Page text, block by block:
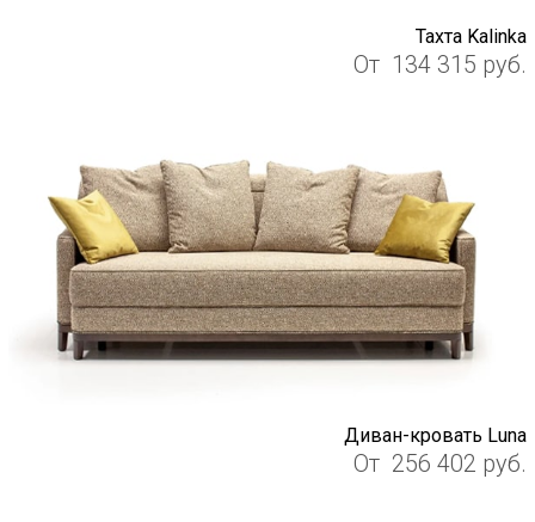
Тахта Kalinka
От 134 315 руб.
Диван-кровать Luna
От 256 402 руб.